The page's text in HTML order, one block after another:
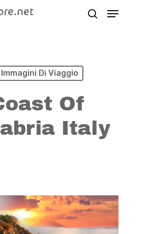
Menu
Immagini Di Viaggio
Of
Italy